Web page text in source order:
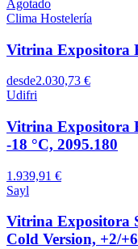
Agotado
Clima Hostelería
Vitrina Expositora
desde2.030,73 €
Udifri
Vitrina Expositora
-18 °C, 2095.180
1.939,91 €
Sayl
Vitrina Expositora
Cold Version, +2/